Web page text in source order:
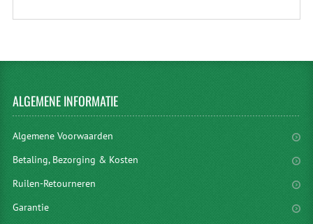
ALGEMENEINFORMATIE
Algemene Voorwaarden
Betaling, Bezorging & Kosten
Ruilen-Retourneren
Garantie